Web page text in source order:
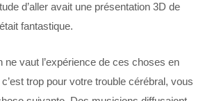
d’aller avait une présentation 3D de
fantastique.
ne vaut l’expérience de ces choses en
trop pour votre trouble cérébral, vous